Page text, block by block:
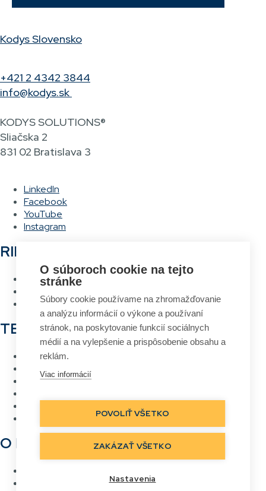
Kodys Slovensko
+421 2 4342 3844
info@kodys.sk
KODYS SOLUTIONS®
Sliačska 2
831 02 Bratislava 3
LinkedIn
Facebook
YouTube
Instagram
RIEŠENIA
Hlasové vychystávanie
Systém návrhu a tlače etikiet
TECHNOLÓGIE
RFID
Čiarový kód
Bezdrôtové siete Wi-Fi
Real Time Location
O NÁS
O súboroch cookie na tejto
stránke
Súbory cookie používame na zhromažďovanie
a analýzu informácií o výkone a používaní
stránok, na poskytovanie funkcií sociálnych
médií a na vylepšenie a prispôsobenie obsahu a
reklám.
Viac informácií
POVOLIŤ VŠETKO
ZAKÁZAŤ VŠETKO
Nastavenia